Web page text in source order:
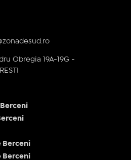
Obregia 19A-19G -
Berceni
Berceni